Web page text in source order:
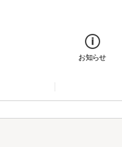
お知らせ